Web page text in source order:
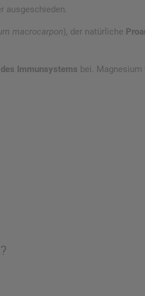
ausgeschieden.
macrocarpon), der natürliche
Immunsystems bei. Magnesium